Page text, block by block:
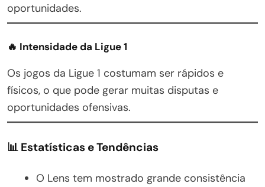
oportunidades.
🔥 Intensidade da Ligue 1
Os jogos da Ligue 1 costumam ser rápidos e
físicos, o que pode gerar muitas disputas e
oportunidades ofensivas.
📊 Estatísticas e Tendências
O Lens tem mostrado grande consistência